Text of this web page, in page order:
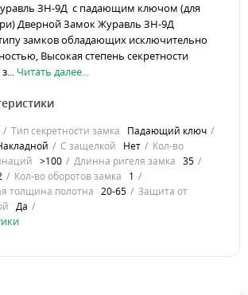
ЗН-9Д с падающим ключом (для
Дверной Замок Журавль ЗН-9Д
замков обладающих исключительно
Высокая степень секретности
Читать далее...
Тип секретности замка
Падающий ключ
С защелкой Нет
Кол-во
>100 Длинна ригеля замка 35
Кол-во оборотов замка
1
толщина полотна 20-65
Защита от
Да